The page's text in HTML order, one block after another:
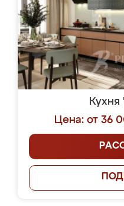
Кухня
Цена: от 36